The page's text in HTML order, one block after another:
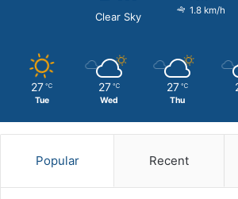
Clear Sky
1.8 km/h
27 ℃
Tue
27 ℃
Wed
27 ℃
Thu
Popular Recent